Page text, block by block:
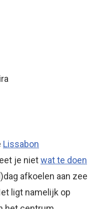
Lissabon
je nietwat te doen
afkoelen aan zee
ligt namelijk op